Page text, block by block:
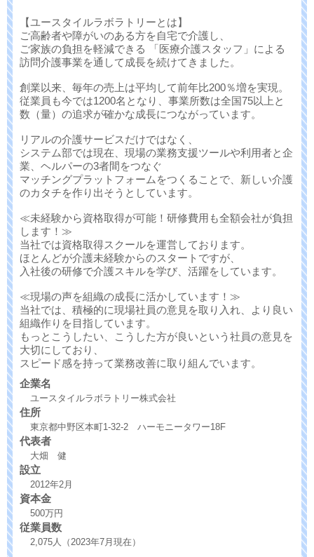
【ユースタイルラボラトリーとは】
ご高齢者や障がいのある方を自宅で介護し、
ご家族の負担を軽減できる 「医療介護スタッフ」による
訪問介護事業を通して成長を続けてきました。
創業以来、毎年の売上は平均して前年比200％増を実現。
従業員も今では1200名となり、事業所数は全国75以上と
数（量）の追求が確かな成長につながっています。
リアルの介護サービスだけではなく、
システム部では現在、現場の業務支援ツールや利用者と企
業、ヘルパーの3者間をつなぐ
マッチングプラットフォームをつくることで、新しい介護
のカタチを作り出そうとしています。
≪未経験から資格取得が可能！研修費用も全額会社が負担
します！≫
当社では資格取得スクールを運営しております。
ほとんどが介護未経験からのスタートですが、
入社後の研修で介護スキルを学び、活躍をしています。
≪現場の声を組織の成長に活かしています！≫
当社では、積極的に現場社員の意見を取り入れ、より良い
組織作りを目指しています。
もっとこうしたい、こうした方が良いという社員の意見を
大切にしており、
スピード感を持って業務改善に取り組んでいます。
企業名
ユースタイルラボラトリー株式会社
住所
東京都中野区本町1-32-2 ハーモニータワー18F
代表者
大畑 健
設立
2012年2月
資本金
500万円
従業員数
2,075人（2023年7月現在）